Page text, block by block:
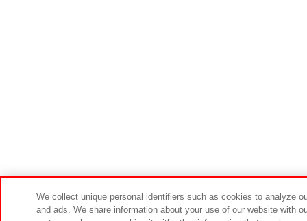
We collect unique personal identifiers such as cookies to analyze
and ads. We share information about your use of our website with